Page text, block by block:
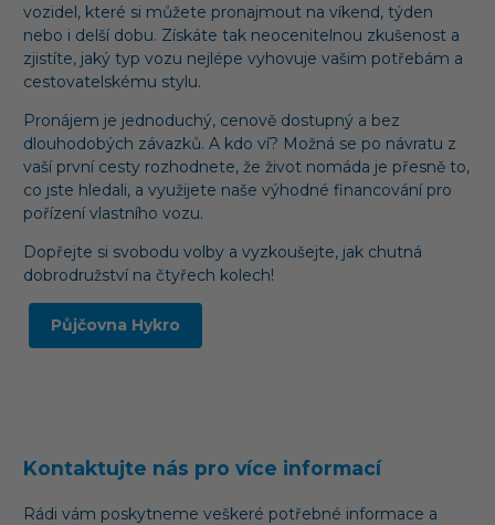
vozidel, které si můžete pronajmout na víkend, týden
nebo i delší dobu. Získáte tak neocenitelnou zkušenost a
zjistíte, jaký typ vozu nejlépe vyhovuje vašim potřebám a
cestovatelskému stylu.
Pronájem je jednoduchý, cenově dostupný a bez
dlouhodobých závazků. A kdo ví? Možná se po návratu z
vaší první cesty rozhodnete, že život nomáda je přesně to,
co jste hledali, a využijete naše výhodné financování pro
pořízení vlastního vozu.
Dopřejte si svobodu volby a vyzkoušejte, jak chutná
dobrodružství na čtyřech kolech!
Půjčovna Hykro
Kontaktujte nás pro více informací
Rádi vám poskytneme veškeré potřebné informace a